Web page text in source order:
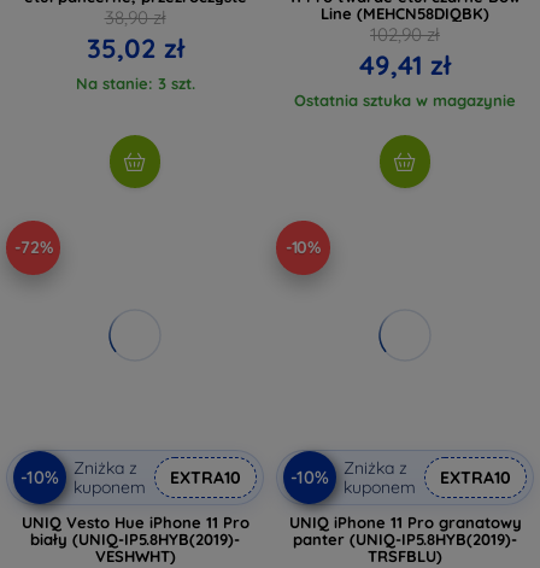
38,90 zł
35,02 zł
Na stanie: 3 szt.
Line (MEHCN58DIQBK)
102,90 zł
49,41 zł
Ostatnia sztuka w magazynie
-72%
-10%
Zniżka z
kuponem
EXTRA10
UNIQ Vesto Hue iPhone 11 Pro
biały (UNIQ-IP5.8HYB(2019)-
VESHWHT)
-10%
-10%
Zniżka z
kuponem
EXTRA10
UNIQ iPhone 11 Pro granatowy
panter (UNIQ-IP5.8HYB(2019)-
TRSFBLU)